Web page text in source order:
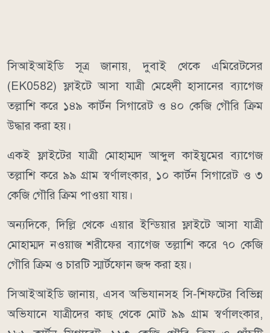
সিআইআইডি সূত্র জানায়, দুবাই থেকে এমিরেটসের
(EK0582) ফ্লাইটে আসা যাত্রী মেহেদী হাসানের ব্যাগেজ
তল্লাশি করে ১৪৯ কার্টন সিগারেট ও ৪০ কেজি গৌরি ক্রিম
উদ্ধার করা হয়।
একই ফ্লাইটের যাত্রী মোহাম্মদ আব্দুল কাইয়ুমের ব্যাগেজ
তল্লাশি করে ৯৯ গ্রাম স্বর্ণালংকার, ১০ কার্টন সিগারেট ও ৩
কেজি গৌরি ক্রিম পাওয়া যায়।
অন্যদিকে, দিল্লি থেকে এয়ার ইন্ডিয়ার ফ্লাইটে আসা যাত্রী
মোহাম্মদ নওয়াজ শরীফের ব্যাগেজ তল্লাশি করে ৭০ কেজি
গৌরি ক্রিম ও চারটি স্মার্টফোন জব্দ করা হয়।
সিআইআইডি জানায়, এসব অভিযানসহ সি-শিফটের বিভিন্ন
অভিযানে যাত্রীদের কাছ থেকে মোট ৯৯ গ্রাম স্বর্ণালংকার,